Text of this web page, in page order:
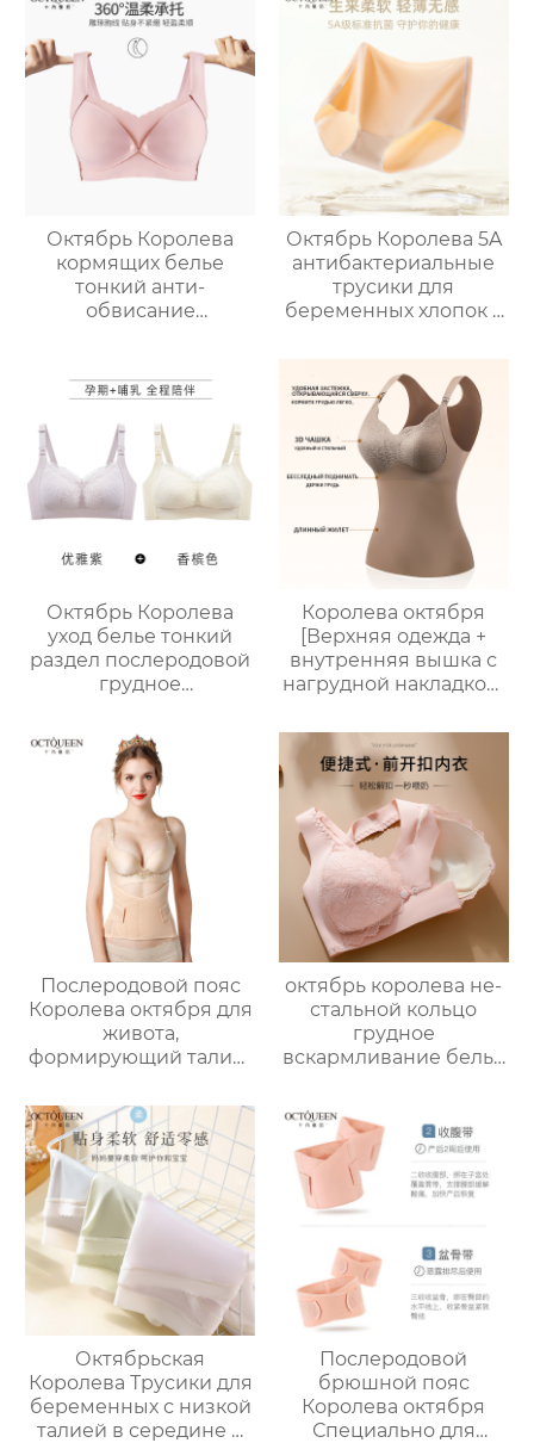
Бюстгальтер
Сексуальный
Кружевной
Материнский
Компаньон Грудное
вскармливание
послеродовой
грудного
вскармливания
специальные
бюстгальтер
кормления удобные
немаркие
фиксированной
чашки
Октябрь Королева
кормящих белье
тонкий анти-
обвисание
вскармливания
специальные
материнский
бюстгальтер большая
грудь показать
маленький размер
бюстгальтер женский
Октябрь Королева 5A
антибактериальные
трусики для
беременных хлопок с
материнства
специальные нет
следов шорты
Октябрь Королева
уход белье тонкий
раздел послеродовой
грудное
грудное
вскармливание
специальные анти-
обвисание собрал
собрать тиски груди
материнства
беременности
бюстгальтер
Королева октября
[Верхняя одежда +
внутренняя вышка с
нагрудной накладкой]
беременных, жилет
для грудного
вскармливания после
родов, дышащий и
Анти-опустошенный
Послеродовой пояс
Королева октября для
живота,
формирующий талию,
удерживающий пояс,
специальный
удерживающий пояс
для беременных для
спокойных родов и
кесарева сечения
октябрь королева не-
стальной кольцо
грудное
вскармливание белье
материнский
бюстгальтер
беременность
грудное
бюстгальтер
Октябрьская
Королева Трусики для
беременных с низкой
талией в середине и
Послеродовой
брюшной пояс
Королева октября
Специально для